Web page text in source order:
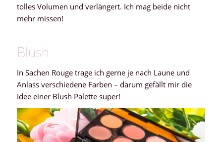
tolles Volumen und verlängert. Ich mag beide nicht
mehr missen!
Blush
In Sachen Rouge trage ich gerne je nach Laune und
Anlass verschiedene Farben – darum gefällt mir die
Idee einer Blush Palette super!